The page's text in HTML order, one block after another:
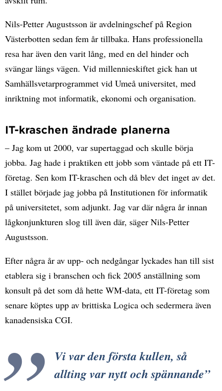
Nils-Petter Augustsson är avdelningschef på Region
Västerbotten sedan fem år tillbaka. Hans professionella
resa har även den varit lång, med en del hinder och
svängar längs vägen. Vid millennieskiftet gick han ut
Samhällsvetarprogrammet vid Umeå universitet, med
inriktning mot informatik, ekonomi och organisation.
IT-kraschen ändrade planerna
– Jag kom ut 2000, var supertaggad och skulle börja
jobba. Jag hade i praktiken ett jobb som väntade på ett IT-
företag. Sen kom IT-kraschen och då blev det inget av det.
I stället började jag jobba på Institutionen för informatik
på universitetet, som adjunkt. Jag var där några år innan
lågkonjunkturen slog till även där, säger Nils-Petter
Augustsson.
Efter några år av upp- och nedgångar lyckades han till sist
etablera sig i branschen och fick 2005 anställning som
konsult på det som då hette WM-data, ett IT-företag som
senare köptes upp av brittiska Logica och sedermera även
kanadensiska CGI.
Vi var den första kullen, så
allting var nytt och spännande